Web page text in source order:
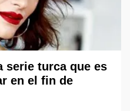
serie turca que es
en el fin de